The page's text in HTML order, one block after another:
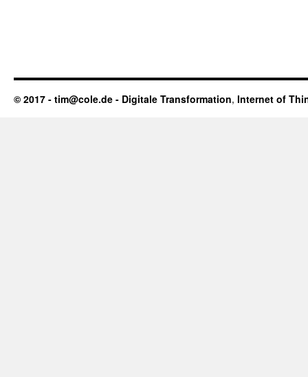
© 2017 - tim@cole.de - Digitale Transformation, Internet of